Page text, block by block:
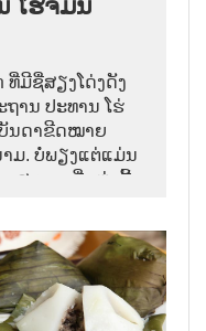
ໂຮ່ຈີມິນ
ມີຊື່ສຽງໂດ່ງດັງ
ຖານ ປະທານ ໂຮ່
ນດາຂີດໝາຍ
ມ. ບໍ່ພຽງແຕ່ແມ່ນ
, ສະຖານທີ່ແຫ່ງນີ້
ປີ 1946.